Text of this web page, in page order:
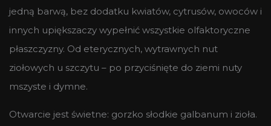
jedną barwą, bez dodatku kwiatów, cytrusów, owoców i
innych upiększaczy wypełnić wszystkie olfaktoryczne
płaszczyzny. Od eterycznych, wytrawnych nut
ziołowych u szczytu – po przyciśnięte do ziemi nuty
mszyste i dymne.
Otwarcie jest świetne: gorzko słodkie galbanum i zioła.